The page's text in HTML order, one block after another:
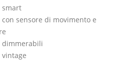
smart
sensore di movimento e
dimmerabili